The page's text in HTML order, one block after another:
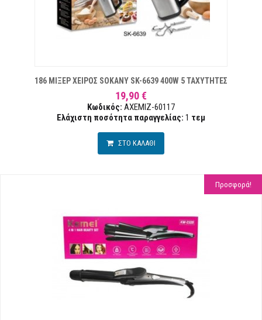
186 ΜΙΞΕΡ ΧΕΙΡΟΣ SOKANY SK-6639 400W 5 ΤΑΧΥΤΗΤΕΣ
19,90 €
Κωδικός: AXEMIZ-60117
Ελάχιστη ποσότητα παραγγελίας: 1 τεμ
ΣΤΟ ΚΑΛΑΘΙ
Προσφορά!